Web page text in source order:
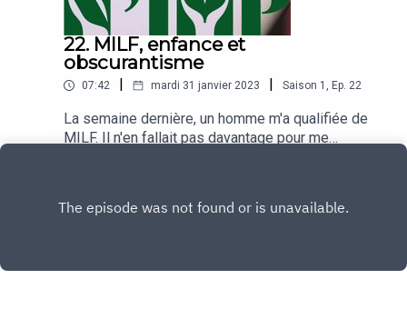
22. MILF, enfance et
obscurantisme
07:42 mardi 31 janvier 2023 Saison 1 , Ep. 22
La semaine dernière, un homme m'a qualifiée de
MILF. Il n'en fallait pas davantage pour me